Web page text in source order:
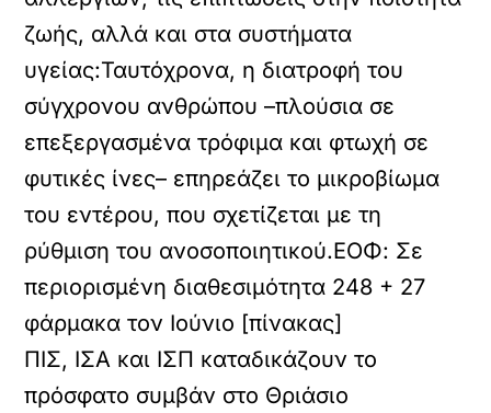
ζωής, αλλά και στα συστήματα
υγείας:Ταυτόχρονα, η διατροφή του
σύγχρονου ανθρώπου –πλούσια σε
επεξεργασμένα τρόφιμα και φτωχή σε
φυτικές ίνες– επηρεάζει το μικροβίωμα
του εντέρου, που σχετίζεται με τη
ρύθμιση του ανοσοποιητικού.ΕΟΦ: Σε
περιορισμένη διαθεσιμότητα 248 + 27
φάρμακα τον Ιούνιο [πίνακας]
ΠΙΣ, ΙΣΑ και ΙΣΠ καταδικάζουν το
πρόσφατο συμβάν στο Θριάσιο